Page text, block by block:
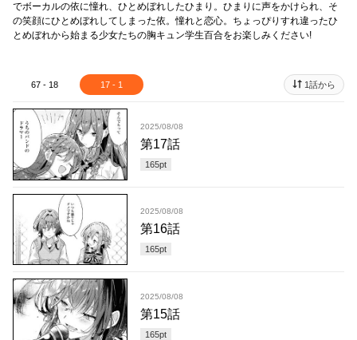
でボーカルの依に憧れ、ひとめぼれしたひまり。ひまりに声をかけられ、そ
の笑顔にひとめぼれしてしまった依。憧れと恋心。ちょっぴりすれ違ったひ
とめぼれから始まる少女たちの胸キュン学生百合をお楽しみください!
67 - 18 17 - 1 1話から
2025/08/08
第17話
165pt
2025/08/08
第16話
165pt
2025/08/08
第15話
165pt